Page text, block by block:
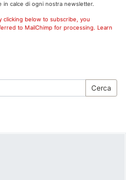
calce di ogni nostra newsletter.
clicking below to subscribe, you
to MailChimp for processing. Learn
Cerca